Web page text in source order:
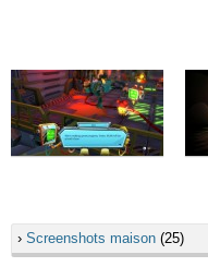
› Screenshots maison (25)